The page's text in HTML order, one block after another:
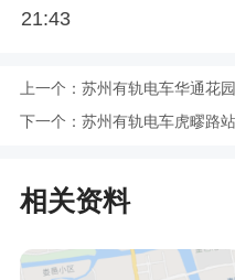
21:43
上一个： 苏州有轨电车华通花
下一个： 苏州有轨电车虎疁路站
相关资料